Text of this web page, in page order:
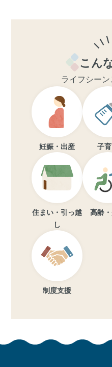
こん
ライフシー
妊娠・出産 子
住まい・引っ越
し
高齢
制度支援